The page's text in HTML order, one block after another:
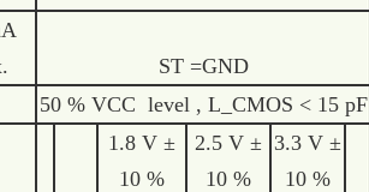
ST =GND
50 % VCC level , L_CMOS < 15 pF
1.8 V ±
10 %
2.5 V ±
10 %
3.3 V ±
10 %